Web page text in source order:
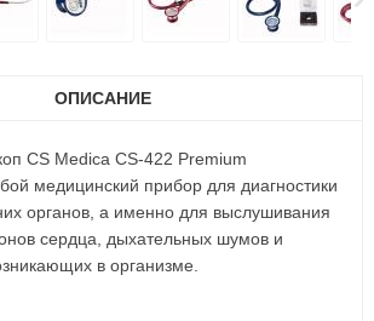
ОПИСАНИЕ
CS Medica CS-422 Premium
медицинский прибор для диагностики
органов, а именно для выслушивания
сердца, дыхательных шумов и
в организме.